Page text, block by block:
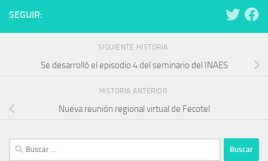
SEGUIR:
SIGUIENTE HISTORIA
Se desarrolló el episodio 4 del seminario del INAES
HISTORIA ANTERIOR
Nueva reunión regional virtual de Fecotel
Buscar: